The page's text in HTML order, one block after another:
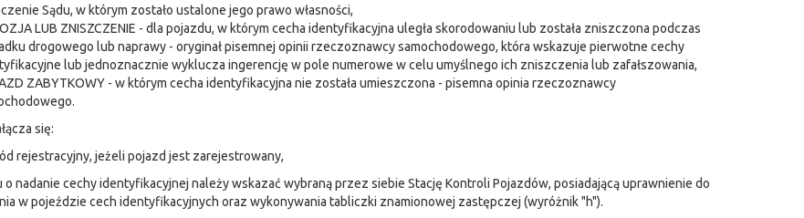
Sądu, w którym zostało ustalone jego prawo własności,
LUB ZNISZCZENIE - dla pojazdu, w którym cecha identyfikacyjna uległa skorodowaniu lub została zniszczona podczas
drogowego lub naprawy - oryginał pisemnej opinii rzeczoznawcy samochodowego, która wskazuje pierwotne cechy
lub jednoznacznie wyklucza ingerencję w pole numerowe w celu umyślnego ich zniszczenia lub zafałszowania,
ZABYTKOWY - w którym cecha identyfikacyjna nie została umieszczona - pisemna opinia rzeczoznawcy
się:
rejestracyjny, jeżeli pojazd jest zarejestrowany,
o nadanie cechy identyfikacyjnej należy wskazać wybraną przez siebie Stację Kontroli Pojazdów, posiadającą uprawnienie do
w pojeździe cech identyfikacyjnych oraz wykonywania tabliczki znamionowej zastępczej (wyróżnik "h").